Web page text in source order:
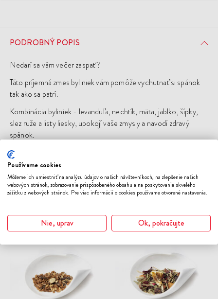
PODROBNÝ POPIS
Nedarí sa vám večer zaspať ?
Táto príjemná zmes byliniek vám pomôže vychutnať si spánok
tak ako sa patrí.
Kombinácia byliniek - levanduľa, nechtík, mäta, jablko, šípky,
slez ruže a listy liesky, upokojí vaše zmysly a navodí zdravý
spánok.
Mohlo by sa vám páčiť
ODOBER
ZOZNAMU
ŽELANÍ
Používame cookies
Môžeme ich umiestniť na analýzu údajov o našich návštevníkoch, na zlepšenie našich
webových stránok, zobrazovanie prispôsobeného obsahu a na poskytovanie skvelého
zážitku z webových stránok. Pre viac informácií o cookies používame otvorené nastavenia.
Nie, uprav Ok, pokračujte